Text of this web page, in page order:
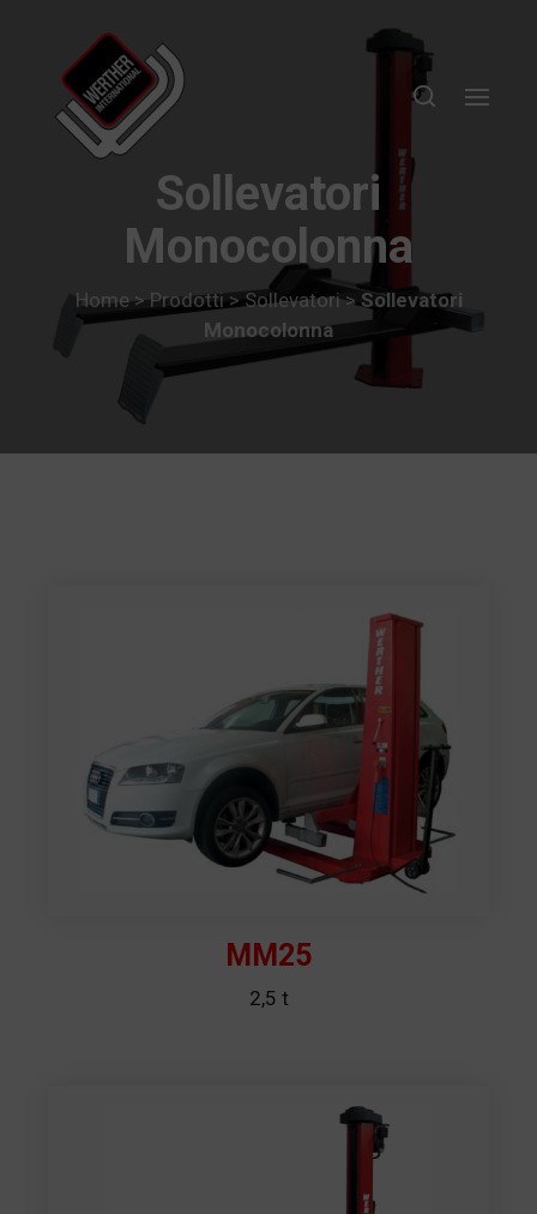
Sollevatori
Monocolonna
Home> Prodotti>Sollevatori>Sollevatori
Monocolonna
MM25
2,5 t